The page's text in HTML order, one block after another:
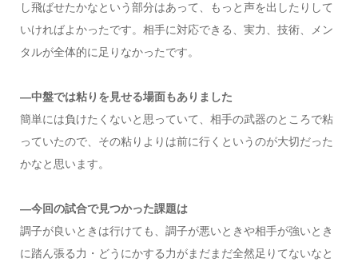
し飛ばせたかなという部分はあって、もっと声を出したりして
いければよかったです。相手に対応できる、実力、技術、メン
タルが全体的に足りなかったです。
―中盤では粘りを見せる場面もありました
簡単には負けたくないと思っていて、相手の武器のところで粘
っていたので、その粘りよりは前に行くというのが大切だった
かなと思います。
―今回の試合で見つかった課題は
調子が良いときは行けても、調子が悪いときや相手が強いとき
に踏ん張る力・どうにかする力がまだまだ全然足りてないなと